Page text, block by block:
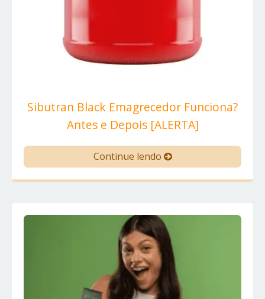
Sibutran Black Emagrecedor Funciona?
Antes e Depois [ALERTA]
Continue lendo